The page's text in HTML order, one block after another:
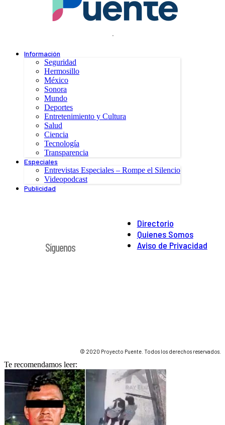
.
Información
Seguridad
Hermosillo
México
Sonora
Mundo
Deportes
Entretenimiento y Cultura
Salud
Ciencia
Tecnología
Transparencia
Especiales
Entrevistas Especiales – Rompe el Silencio
Videopodcast
Publicidad
Directorio
Quienes Somos
Aviso de Privacidad
Síguenos
© 2020 Proyecto Puente. Todos los derechos reservados.
Te recomendamos leer: